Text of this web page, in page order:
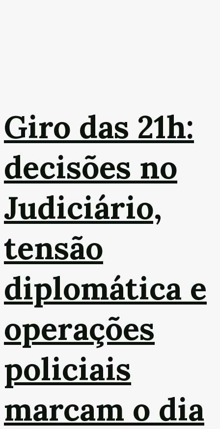
Giro das 21h:
decisões no
Judiciário,
tensão
diplomática e
operações
policiais
marcam o dia